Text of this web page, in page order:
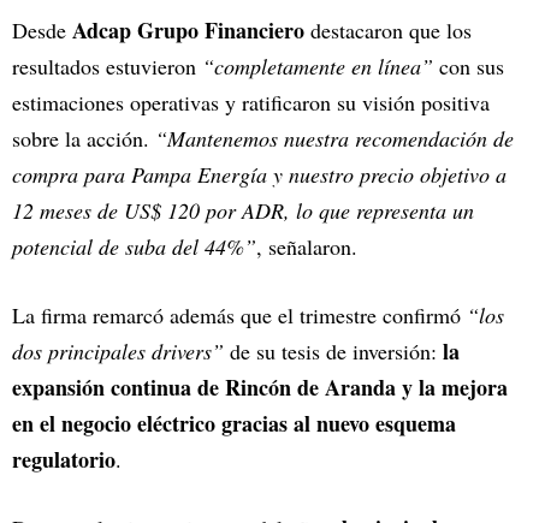
Desde Adcap Grupo Financiero destacaron que los
resultados estuvieron “completamente en línea” con sus
estimaciones operativas y ratificaron su visión positiva
sobre la acción. “Mantenemos nuestra recomendación de
compra para Pampa Energía y nuestro precio objetivo a
12 meses de US$ 120 por ADR, lo que representa un
potencial de suba del 44%”, señalaron.
La firma remarcó además que el trimestre confirmó “los
dos principales drivers” de su tesis de inversión: la
expansión continua de Rincón de Aranda y la mejora
en el negocio eléctrico gracias al nuevo esquema
regulatorio.